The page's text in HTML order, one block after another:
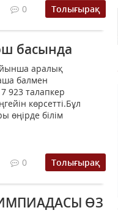
0 Толығырақ
басында
аралық
балмен
923 талапкер
көрсетті.Бұл
өңірде білім
0 Толығырақ
ӨЗ